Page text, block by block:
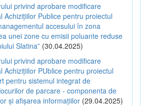
privind aprobare modificare
Achizițiilor Publice pentru proiectul
accesului în zona
unei zone cu emisii poluante reduse
Slatina” (30.04.2025)
privind aprobare modificare
Achizițiilor PUblice pentru proiectul
pentru sistemul integrat de
de parcare - componenta de
și afișarea informațiilor (29.04.2025)